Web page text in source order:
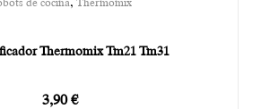
de cocina Thermomix
Thermomix Tm21 Tm31
3,90€